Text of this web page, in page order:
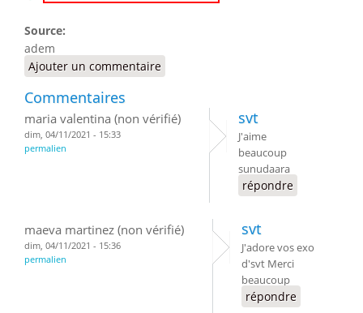
Source:
adem
Ajouter un commentaire
Commentaires
maria valentina (non vérifié)
dim, 04/11/2021 - 15:33
permalien
svt
J'aime
beaucoup
sunudaara
répondre
maeva martinez (non vérifié)
dim, 04/11/2021 - 15:36
permalien
svt
J'adore vos exo
d'svt Merci
beaucoup
répondre